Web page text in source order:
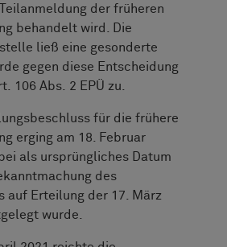
der früheren
behandelt wird. Die
ließ eine gesonderte
gegen diese Entscheidung
106 Abs. 2 EPÜ zu.
für die frühere
erging am 18. Februar
als ursprüngliches Datum
des
auf Erteilung der 17. März
wurde.